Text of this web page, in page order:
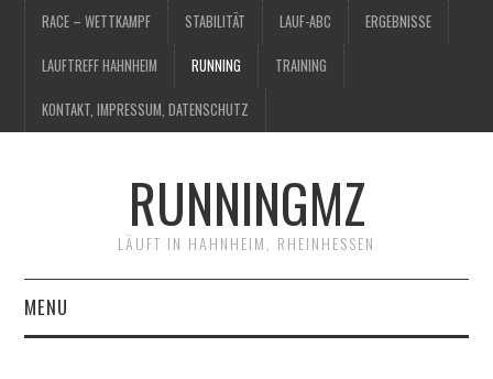
RACE – WETTKAMPF STABILITÄT LAUF-ABC ERGEBNISSE
LAUFTREFF HAHNHEIM RUNNING TRAINING
KONTAKT, IMPRESSUM, DATENSCHUTZ
RUNNINGMZ
LÄUFT IN HAHNHEIM, RHEINHESSEN
MENU